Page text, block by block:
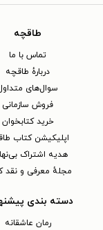
طاقچه
تماس با ما
دربارهٔ طاقچه
سوال‌های
فروش سازمانی
خرید کتابخوان
اپلیکیشن کتاب
هدیه اشتراک
مجلهٔ معرفی و نقد
دسته بندی
رمان عاشقانه